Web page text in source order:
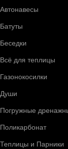
Автонавесы
Батуты
Беседки
Всё для теплицы
Газонокосилки
Души
Погружные
Поликарбонат
Теплицы и Парники